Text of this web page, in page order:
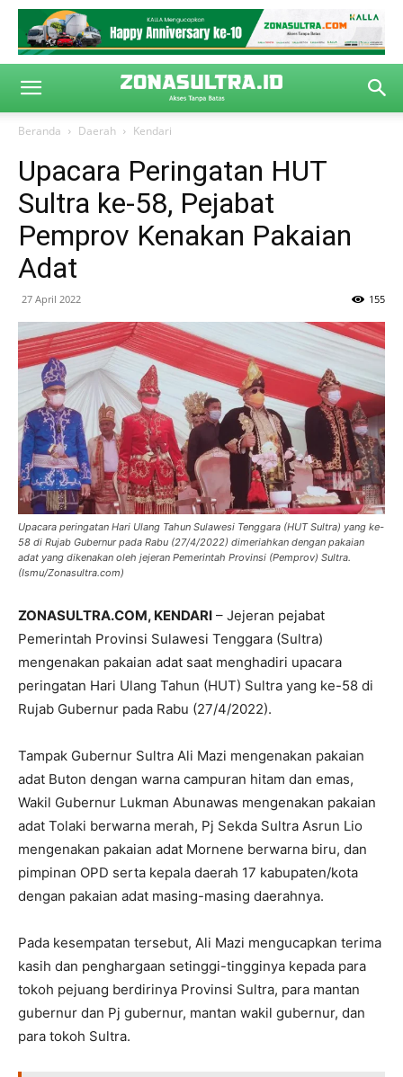
Beranda Daerah Kendari
Upacara Peringatan HUT
Sultra ke-58, Pejabat
Pemprov Kenakan Pakaian
Adat
27 April 2022 155
Upacara peringatan Hari Ulang Tahun Sulawesi Tenggara (HUT Sultra) yang ke-
58 di Rujab Gubernur pada Rabu (27/4/2022) dimeriahkan dengan pakaian
adat yang dikenakan oleh jejeran Pemerintah Provinsi (Pemprov) Sultra.
(Ismu/Zonasultra.com)
ZONASULTRA.COM, KENDARI – Jejeran pejabat
Pemerintah Provinsi Sulawesi Tenggara (Sultra)
mengenakan pakaian adat saat menghadiri upacara
peringatan Hari Ulang Tahun (HUT) Sultra yang ke-58 di
Rujab Gubernur pada Rabu (27/4/2022).
Tampak Gubernur Sultra Ali Mazi mengenakan pakaian
adat Buton dengan warna campuran hitam dan emas,
Wakil Gubernur Lukman Abunawas mengenakan pakaian
adat Tolaki berwarna merah, Pj Sekda Sultra Asrun Lio
mengenakan pakaian adat Mornene berwarna biru, dan
pimpinan OPD serta kepala daerah 17 kabupaten/kota
dengan pakaian adat masing-masing daerahnya.
Pada kesempatan tersebut, Ali Mazi mengucapkan terima
kasih dan penghargaan setinggi-tingginya kepada para
tokoh pejuang berdirinya Provinsi Sultra, para mantan
gubernur dan Pj gubernur, mantan wakil gubernur, dan
para tokoh Sultra.